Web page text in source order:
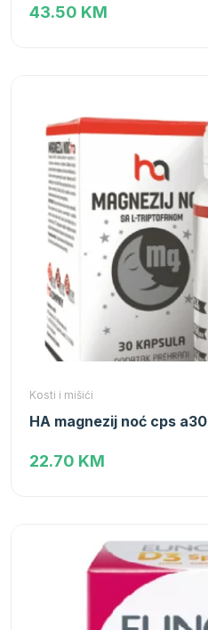
43.50 KM
Kosti i mišići
HA magnezij noć cps a30
22.70 KM